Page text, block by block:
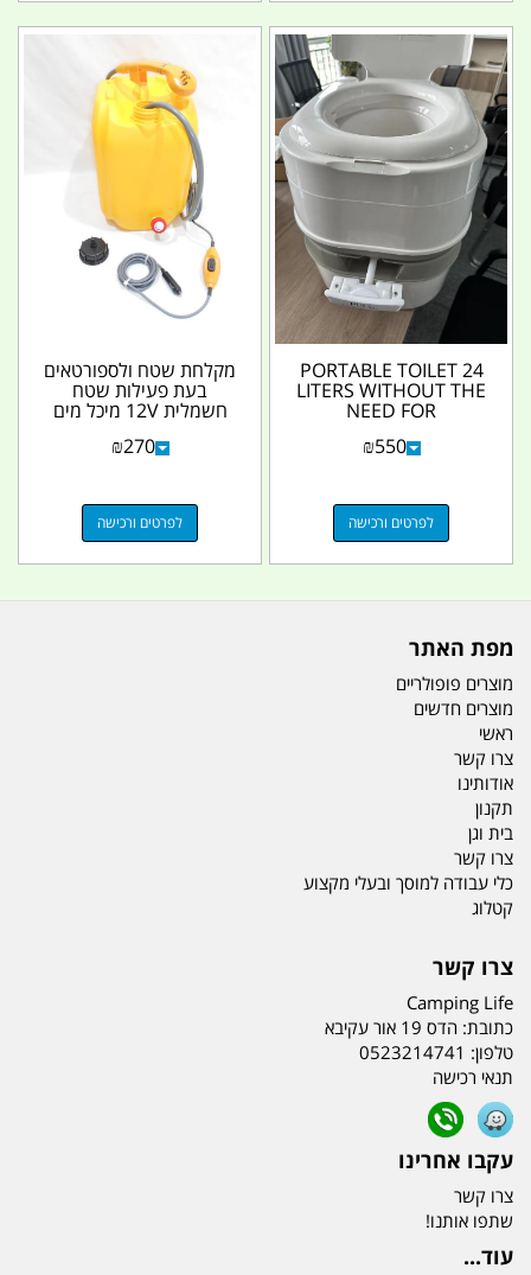
PORTABLE TOILET 24
LITERS WITHOUT THE
NEED FOR
CAMPINGLIFE
₪550
לפרטים ורכישה
מקלחת שטח ולספורטאים
בעת פעילות שטח
חשמלית 12V מיכל מים
עם...₪270
לפרטים ורכישה
מפת האתר
מוצרים פופולריים
מוצרים חדשים
ראשי
צרו קשר
אודותינו
תקנון
בית וגן
צרו קשר
כלי עבודה למוסך ובעלי מקצוע
קטלוג
צרו קשר
Camping Life
כתובת: הדס 19 אור עקיבא
טלפון: 0523214741
תנאי רכישה
עקבו אחרינו
צרו קשר
שתפו אותנו!
עוד...